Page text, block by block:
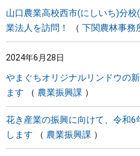
山口農業高校西市(にしいち)分
業法人を訪問！
下関農林事務
2024年6月28日
やまぐちオリジナルリンドウの
ます
農業振興課
花き産業の振興に向けて、令和
します
農業振興課